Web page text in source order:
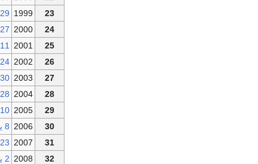
23
1999 29 نوفمبر
24
2000 27 نوفمبر
25
2001 11 ديسمبر
26
2002 24 يونيو
27
2003 30 يونيو
28
2004 28 يونيو
29
2005 10 يوليو
30
2006 8 يوليو
31
2007 23 يونيو
32
2008 2 يوليو